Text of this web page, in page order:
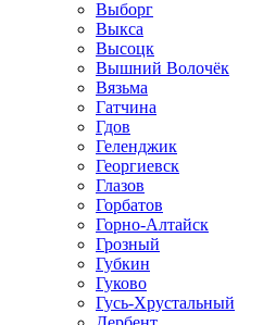
Выборг
Выкса
Высоцк
Вышний Волочёк
Вязьма
Гатчина
Гдов
Геленджик
Георгиевск
Глазов
Горбатов
Горно-Алтайск
Грозный
Губкин
Гуково
Гусь-Хрустальный